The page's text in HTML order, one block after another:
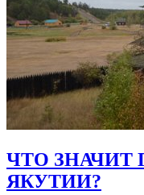
ЧТО ЗНАЧИТ
ЯКУТИИ?